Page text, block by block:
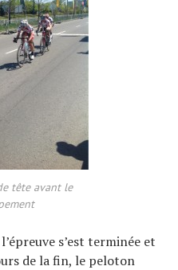
tête avant le
s’est terminée et
de la fin, le peloton